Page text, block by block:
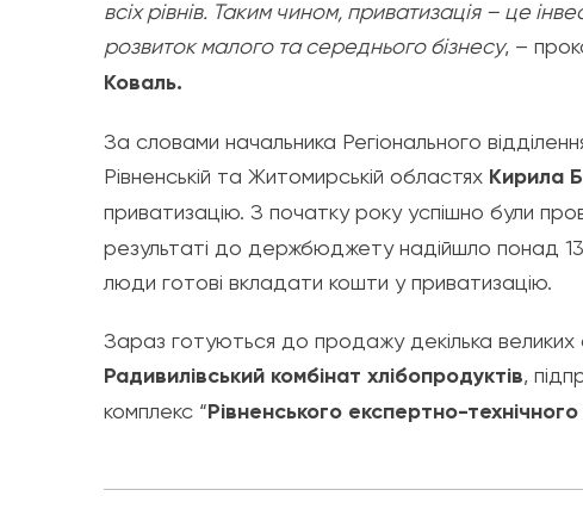
всіх рівнів. Таким чином, приватизація – це
розвиток малого та середнього бізнесу, –
Коваль.
За словами начальника Регіонального
Рівненській та Житомирській областях Кирила
приватизацію. З початку року успішно були
результаті до держбюджету надійшло понад
люди готові вкладати кошти у приватизацію.
Зараз готуються до продажу декілька великих
Радивилівський комбінат хлібопродуктів,
комплекс “Рівненського експертно-